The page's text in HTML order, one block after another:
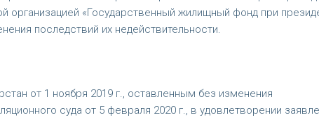
«Государственный жилищный фонд при
последствий их недействительности.
от 1 ноября 2019 г., оставленным без изменения
суда от 5 февраля 2020 г., в удовлетворении